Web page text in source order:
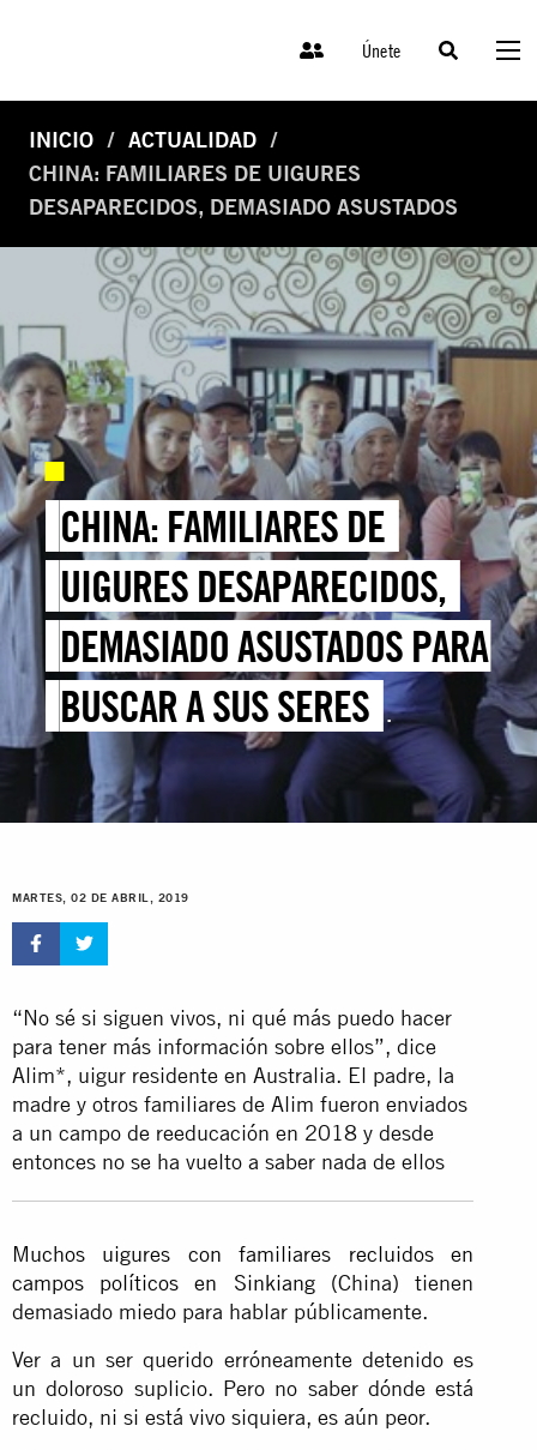
Únete
INICIO
ACTUALIDAD
CHINA: FAMILIARES DE UIGURES
DESAPARECIDOS, DEMASIADO ASUSTADOS
CHINA: FAMILIARES DE
UIGURES DESAPARECIDOS,
DEMASIADO ASUSTADOS PARA
BUSCAR A SUS SERES
QUERIDOS
MARTES, 02 DE ABRIL, 2019
“No sé si siguen vivos, ni qué más puedo hacer
para tener más información sobre ellos”, dice
Alim*, uigur residente en Australia. El padre, la
madre y otros familiares de Alim fueron enviados
a un campo de reeducación en 2018 y desde
entonces no se ha vuelto a saber nada de ellos
Muchos uigures con familiares recluidos en
campos políticos en Sinkiang(China) tienen
demasiado miedo para hablar públicamente.
Ver a un ser querido erróneamente detenido es
un doloroso suplicio. Pero no saber dónde está
recluido, ni si está vivo siquiera, es aún peor.